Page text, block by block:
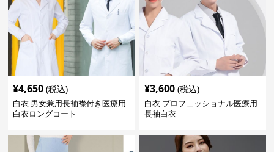
¥4,650 (税込)
白衣 男女兼用長袖襟付き医療用
白衣ロングコート
¥3,600 (税込)
白衣 プロフェッショナル医療用
長袖白衣